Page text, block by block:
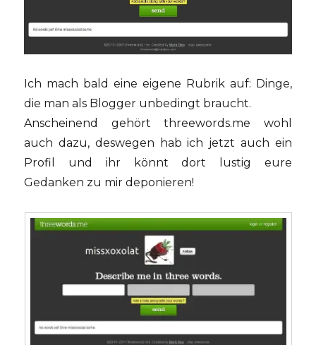
Ich mach bald eine eigene Rubrik auf: Dinge,
die man als Blogger unbedingt braucht.
Anscheinend gehört threewords.me wohl
auch dazu, deswegen hab ich jetzt auch ein
Profil und ihr könnt dort lustig eure
Gedanken zu mir deponieren!